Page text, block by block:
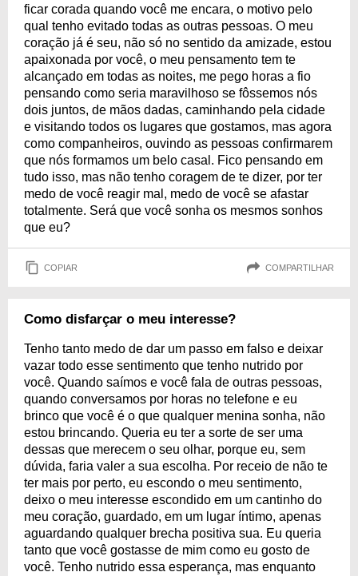
ficar corada quando você me encara, o motivo pelo
qual tenho evitado todas as outras pessoas. O meu
coração já é seu, não só no sentido da amizade, estou
apaixonada por você, o meu pensamento tem te
alcançado em todas as noites, me pego horas a fio
pensando como seria maravilhoso se fôssemos nós
dois juntos, de mãos dadas, caminhando pela cidade
e visitando todos os lugares que gostamos, mas agora
como companheiros, ouvindo as pessoas confirmarem
que nós formamos um belo casal. Fico pensando em
tudo isso, mas não tenho coragem de te dizer, por ter
medo de você reagir mal, medo de você se afastar
totalmente. Será que você sonha os mesmos sonhos
que eu?
COPIAR COMPARTILHAR
Como disfarçar o meu interesse?
Tenho tanto medo de dar um passo em falso e deixar
vazar todo esse sentimento que tenho nutrido por
você. Quando saímos e você fala de outras pessoas,
quando conversamos por horas no telefone e eu
brinco que você é o que qualquer menina sonha, não
estou brincando. Queria eu ter a sorte de ser uma
dessas que merecem o seu olhar, porque eu, sem
dúvida, faria valer a sua escolha. Por receio de não te
ter mais por perto, eu escondo o meu sentimento,
deixo o meu interesse escondido em um cantinho do
meu coração, guardado, em um lugar íntimo, apenas
aguardando qualquer brecha positiva sua. Eu queria
tanto que você gostasse de mim como eu gosto de
você. Tenho nutrido essa esperança, mas enquanto